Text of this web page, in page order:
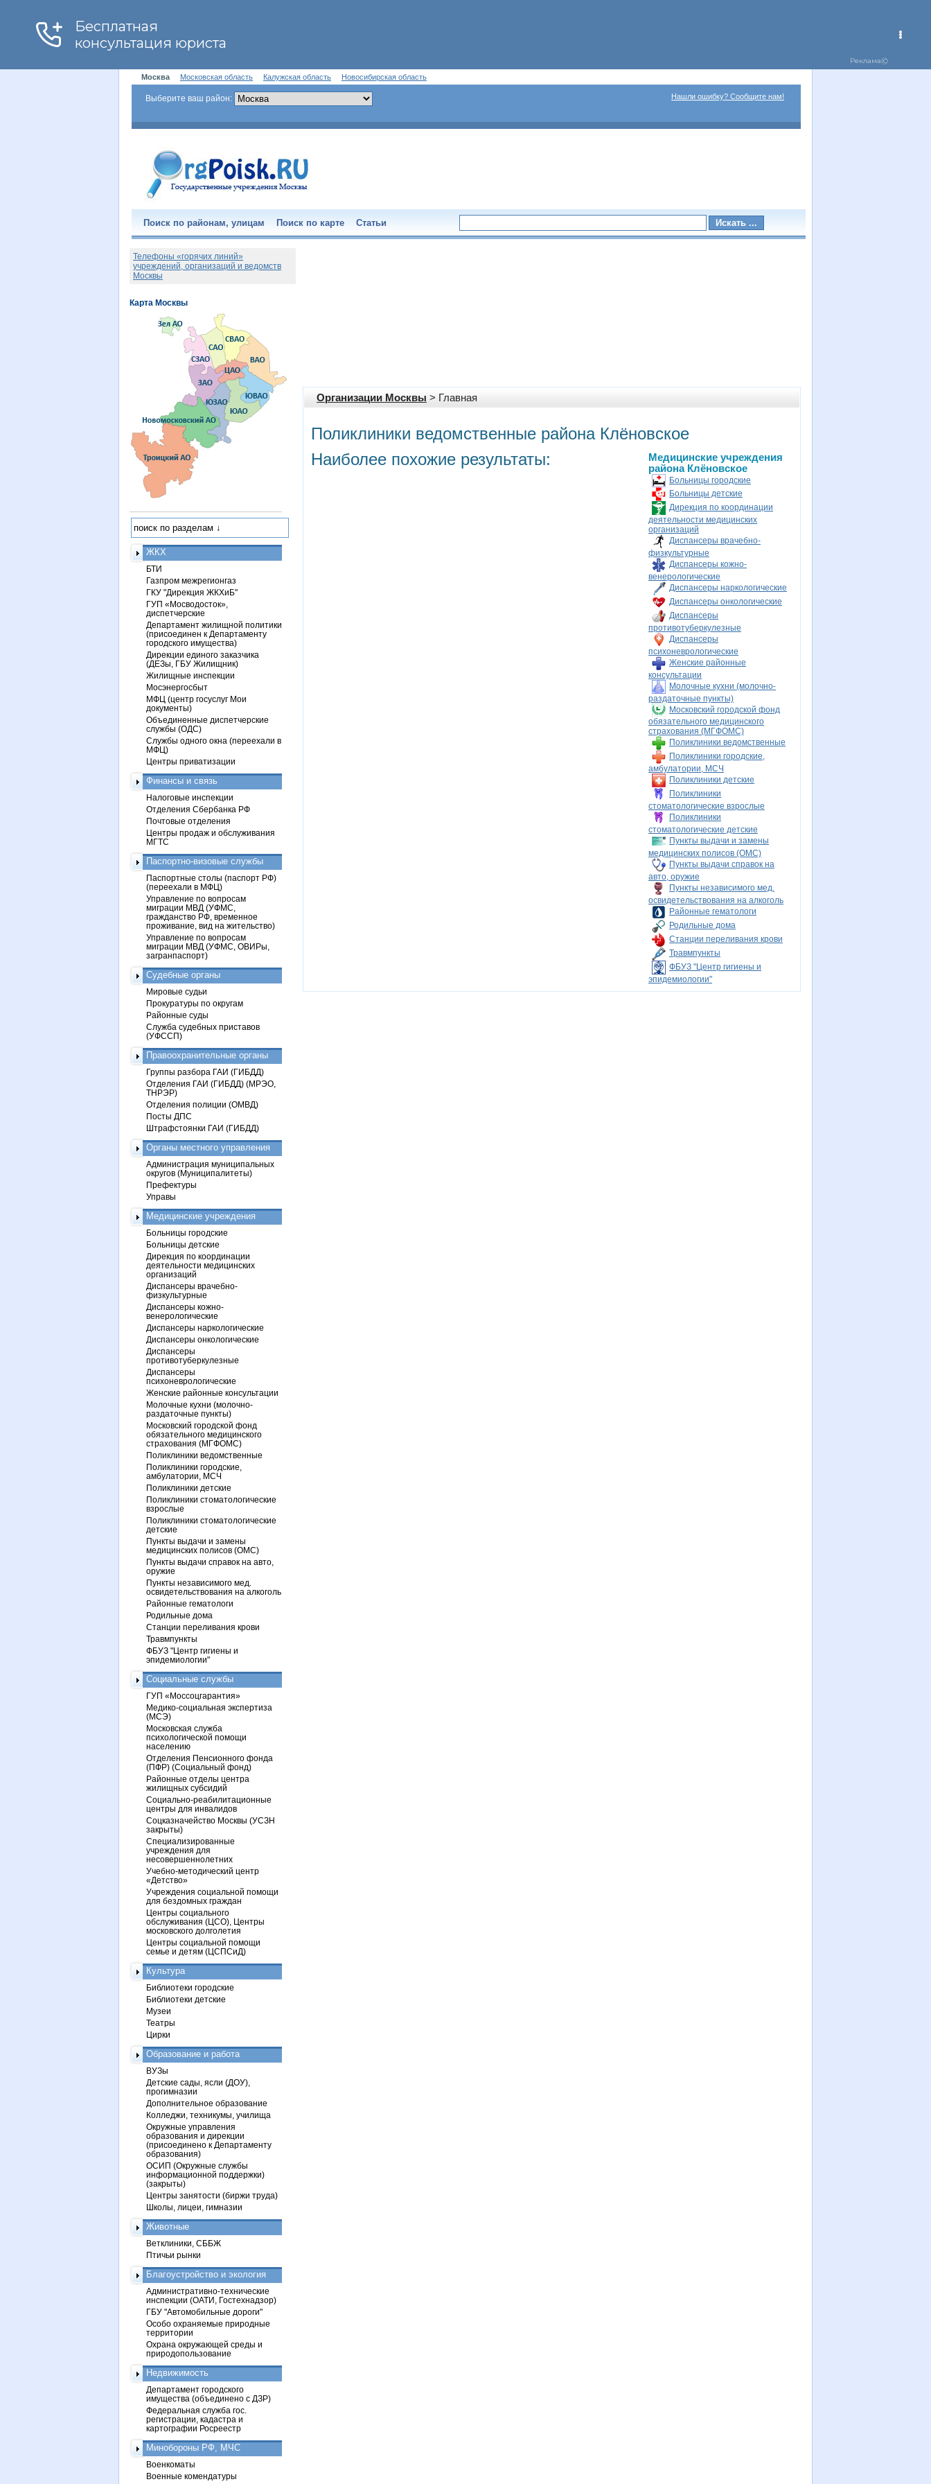
Москва Московская область Калужская область Новосибирская область
Выберите ваш район: Нашли ошибку? Сообщите нам!
Поиск по районам, улицам Поиск по карте Статьи
Организации Москвы > Главная
Поликлиники ведомственные района Клёновское
Наиболее похожие результаты:
Медицинские учреждения
района Клёновское
Больницы городские
Больницы детские
Дирекция по координации
деятельности медицинских
организаций
Диспансеры врачебно-
физкультурные
Диспансеры кожно-
венерологические
Диспансеры наркологические
Диспансеры онкологические
Диспансеры
противотуберкулезные
Диспансеры
психоневрологические
Женские районные
консультации
Молочные кухни (молочно-
раздаточные пункты)
Московский городской фонд
обязательного медицинского
страхования (МГФОМС)
Поликлиники ведомственные
Поликлиники городские,
амбулатории, МСЧ
Поликлиники детские
Поликлиники
стоматологические взрослые
Поликлиники
стоматологические детские
Пункты выдачи и замены
медицинских полисов (ОМС)
Пункты выдачи справок на
авто, оружие
Пункты независимого мед.
освидетельствования на алкоголь
Районные гематологи
Родильные дома
Станции переливания крови
Травмпункты
ФБУЗ "Центр гигиены и
эпидемиологии"
Телефоны «горячих линий»
учреждений, организаций и ведомств
Москвы
ЖКХ
БТИ
Газпром межрегионгаз
ГКУ "Дирекция ЖКХиБ"
ГУП «Мосводосток»,
диспетчерские
Департамент жилищной политики
(присоединен к Департаменту
городского имущества)
Дирекции единого заказчика
(ДЕЗы, ГБУ Жилищник)
Жилищные инспекции
Мосэнергосбыт
МФЦ (центр госуслуг Мои
документы)
Объединенные диспетчерские
службы (ОДС)
Службы одного окна (переехали в
МФЦ)
Центры приватизации
Финансы и связь
Налоговые инспекции
Отделения Сбербанка РФ
Почтовые отделения
Центры продаж и обслуживания
МГТС
Паспортно-визовые службы
Паспортные столы (паспорт РФ)
(переехали в МФЦ)
Управление по вопросам
миграции МВД (УФМС,
гражданство РФ, временное
проживание, вид на жительство)
Управление по вопросам
миграции МВД (УФМС, ОВИРы,
загранпаспорт)
Судебные органы
Мировые судьи
Прокуратуры по округам
Районные суды
Служба судебных приставов
(УФССП)
Правоохранительные органы
Группы разбора ГАИ (ГИБДД)
Отделения ГАИ (ГИБДД) (МРЭО,
ТНРЭР)
Отделения полиции (ОМВД)
Посты ДПС
Штрафстоянки ГАИ (ГИБДД)
Органы местного управления
Администрация муниципальных
округов (Муниципалитеты)
Префектуры
Управы
Медицинские учреждения
Больницы городские
Больницы детские
Дирекция по координации
деятельности медицинских
организаций
Диспансеры врачебно-
физкультурные
Диспансеры кожно-
венерологические
Диспансеры наркологические
Диспансеры онкологические
Диспансеры
противотуберкулезные
Диспансеры
психоневрологические
Женские районные консультации
Молочные кухни (молочно-
раздаточные пункты)
Московский городской фонд
обязательного медицинского
страхования (МГФОМС)
Поликлиники ведомственные
Поликлиники городские,
амбулатории, МСЧ
Поликлиники детские
Поликлиники стоматологические
взрослые
Поликлиники стоматологические
детские
Пункты выдачи и замены
медицинских полисов (ОМС)
Пункты выдачи справок на авто,
оружие
Пункты независимого мед.
освидетельствования на алкоголь
Районные гематологи
Родильные дома
Станции переливания крови
Травмпункты
ФБУЗ "Центр гигиены и
эпидемиологии"
Социальные службы
ГУП «Моссоцгарантия»
Медико-социальная экспертиза
(МСЭ)
Московская служба
психологической помощи
населению
Отделения Пенсионного фонда
(ПФР) (Социальный фонд)
Районные отделы центра
жилищных субсидий
Социально-реабилитационные
центры для инвалидов
Соцказначейство Москвы (УСЗН
закрыты)
Специализированные
учреждения для
несовершеннолетних
Учебно-методический центр
«Детство»
Учреждения социальной помощи
для бездомных граждан
Центры социального
обслуживания (ЦСО), Центры
московского долголетия
Центры социальной помощи
семье и детям (ЦСПСиД)
Культура
Библиотеки городские
Библиотеки детские
Музеи
Театры
Цирки
Образование и работа
ВУЗы
Детские сады, ясли (ДОУ),
прогимназии
Дополнительное образование
Колледжи, техникумы, училища
Окружные управления
образования и дирекции
(присоединено к Департаменту
образования)
ОСИП (Окружные службы
информационной поддержки)
(закрыты)
Центры занятости (биржи труда)
Школы, лицеи, гимназии
Животные
Ветклиники, СББЖ
Птичьи рынки
Благоустройство и экология
Административно-технические
инспекции (ОАТИ, Гостехнадзор)
ГБУ "Автомобильные дороги"
Особо охраняемые природные
территории
Охрана окружающей среды и
природопользование
Недвижимость
Департамент городского
имущества (объединено с ДЗР)
Федеральная служба гос.
регистрации, кадастра и
картографии Росреестр
Минобороны РФ, МЧС
Военкоматы
Военные комендатуры